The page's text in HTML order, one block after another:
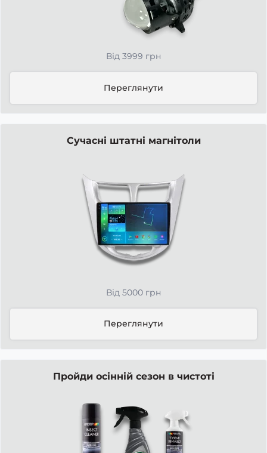
Від 3999 грн
Переглянути
Сучасні штатні магнітоли
Від 5000 грн
Переглянути
Пройди осінній сезон в чистоті